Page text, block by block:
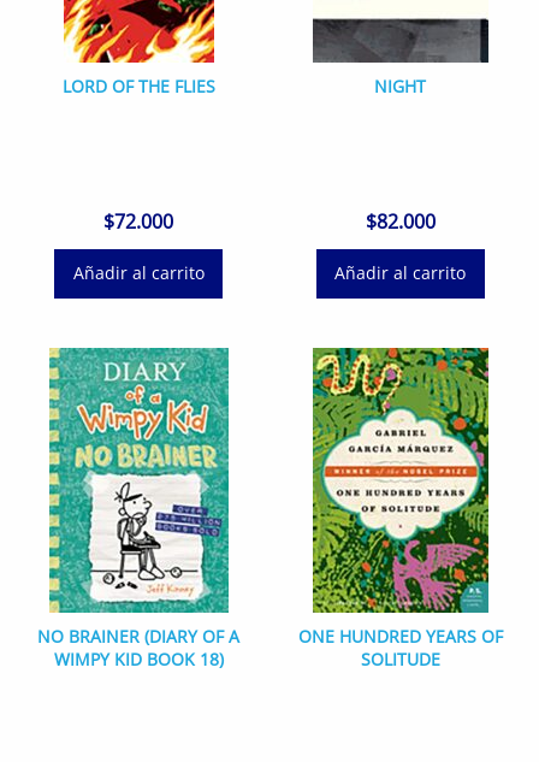
LORD OF THE FLIES
$72.000
Añadir al carrito
NIGHT
$82.000
Añadir al carrito
NO BRAINER (DIARY OF A
WIMPY KID BOOK 18)
ONE HUNDRED YEARS OF
SOLITUDE